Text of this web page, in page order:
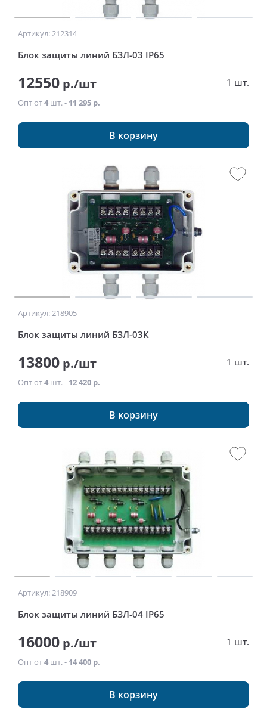
Артикул: 212314
Блок защиты линий БЗЛ-03 IP65
12550 р./шт 1 шт.
Опт от4 шт. - 11 295 р.
В корзину
Артикул: 218905
Блок защиты линий БЗЛ-03К
13800 р./шт 1 шт.
Опт от4 шт. - 12 420 р.
В корзину
Артикул: 218909
Блок защиты линий БЗЛ-04 IP65
16000 р./шт 1 шт.
Опт от4 шт. - 14 400 р.
В корзину